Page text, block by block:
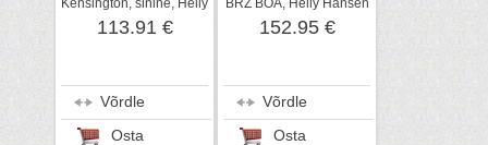
Kensington, sinine, Helly
Hansen
113.91 €
Võrdle
Osta
BRZ BOA, Helly Hansen
WorkWear
152.95 €
Võrdle
Osta